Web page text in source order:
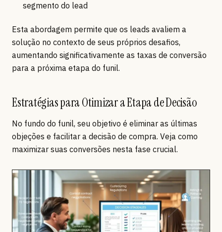
segmento do lead
Esta abordagem permite que os leads avaliem a
solução no contexto de seus próprios desafios,
aumentando significativamente as taxas de conversão
para a próxima etapa do funil.
Estratégias para Otimizar a Etapa de Decisão
No fundo do funil, seu objetivo é eliminar as últimas
objeções e facilitar a decisão de compra. Veja como
maximizar suas conversões nesta fase crucial.